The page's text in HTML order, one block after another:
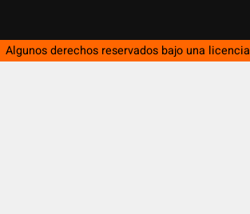
Algunos derechos reservados bajo una licencia